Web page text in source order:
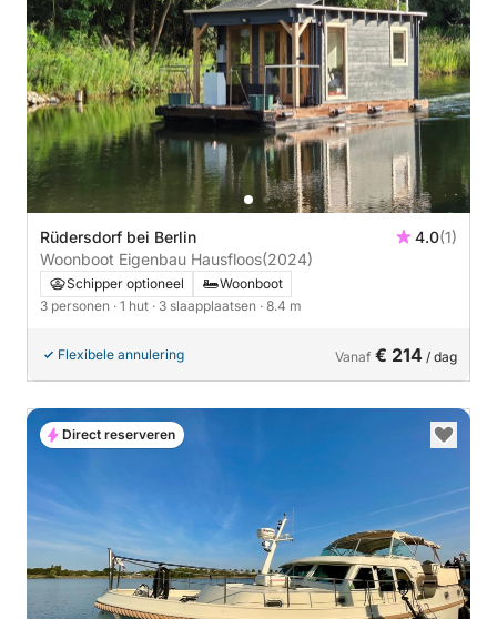
Rüdersdorf bei Berlin 4.0(1)
Woonboot Eigenbau Hausfloos(2024)
Schipper optioneel
Woonboot
3 personen · 1 hut · 3 slaapplaatsen · 8.4 m
Flexibele annulering Vanaf € 214 / dag
Direct reserveren